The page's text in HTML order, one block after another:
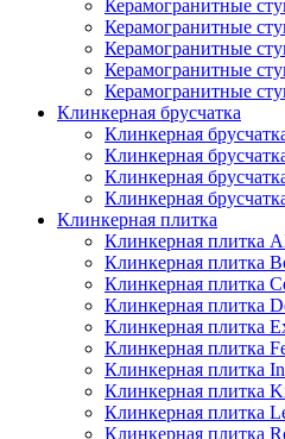
Керамогранитные
Керамогранитные
Керамогранитные
Керамогранитные
Керамогранитные
Клинкерная брусчатка
Клинкерная
Клинкерная
Клинкерная
Клинкерная
Клинкерная плитка
Клинкерная плитка
Клинкерная плитка
Клинкерная плитка
Клинкерная плитка
Клинкерная плитка
Клинкерная плитка
Клинкерная плитка
Клинкерная плитка
Клинкерная плитка
Клинкерная плитка